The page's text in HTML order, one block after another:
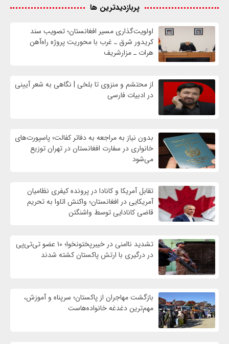
پربازدیدترین ها
اولویت‌گذاری مسیر افغانستان؛ تصویب سند
کریدور شرق ـ غرب با محوریت پروژه راه‌آهن
هرات ـ مزارشریف
از محتشم و منزوی تا بلخی | نگاهی به شعر آیینی
در ادبیات فارسی
بدون نیاز به مراجعه به دفاتر کفالت؛ پاسپورت‌های
خانواری در سفارت افغانستان در تهران توزیع
می‌شود
تقابل آمریکا و کانادا در پرونده کیفری نظامیان
آمریکایی در افغانستان؛ واکنش اتاوا به تحریم
قاضی کانادایی توسط واشنگتن
تشدید ناامنی در خیبرپختونخوا؛ ۱۰ عضو تی‌تی‌پی
در درگیری با ارتش پاکستان کشته شدند
بازگشت مهاجران از پاکستان؛ سرپناه و آموزش،
مهم‌ترین دغدغه خانواده‌هاست